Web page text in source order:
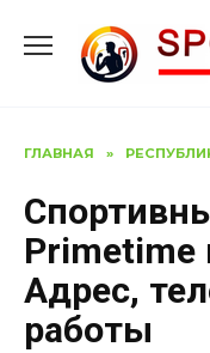
содержанию
ГЛАВНАЯ »
Primetime
Адрес,
работы